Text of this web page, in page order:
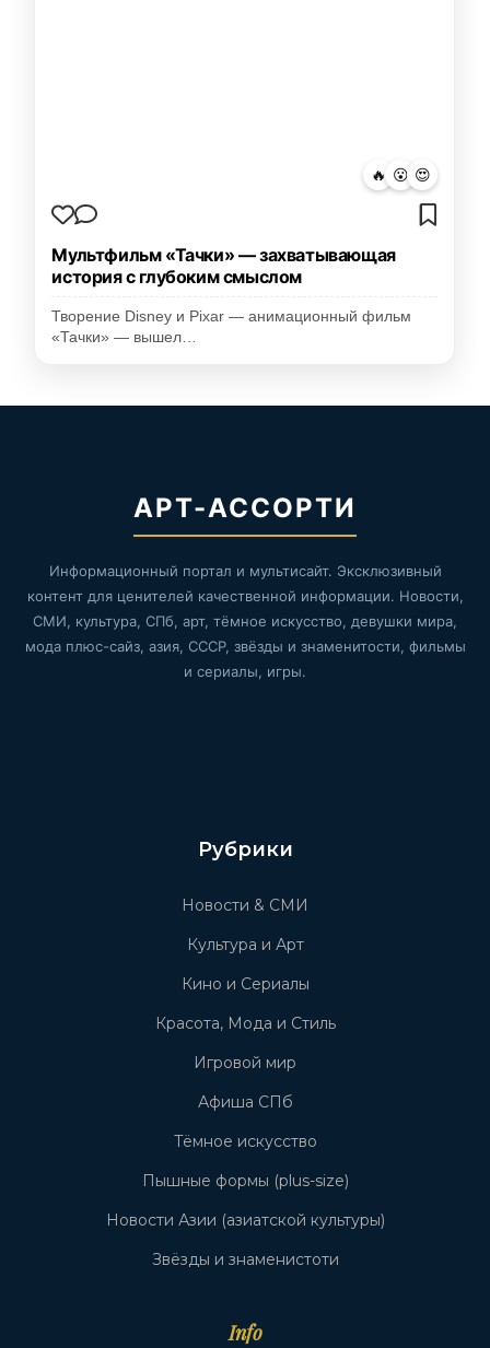
🔥 😮 😍
Мультфильм «Тачки» — захватывающая
история с глубоким смыслом
Творение Disney и Pixar — анимационный фильм
«Тачки» — вышел…
АРТ-АССОРТИ
Информационный портал и мультисайт. Эксклюзивный
контент для ценителей качественной информации. Новости,
СМИ, культура, СПб, арт, тёмное искусство, девушки мира,
мода плюс-сайз, азия, СССР, звёзды и знаменитости, фильмы
и сериалы, игры.
Рубрики
Новости & СМИ
Культура и Арт
Кино и Сериалы
Красота, Мода и Стиль
Игровой мир
Афиша СПб
Тёмное искусство
Пышные формы (plus-size)
Новости Азии (азиатской культуры)
Звёзды и знаменистоти
Info